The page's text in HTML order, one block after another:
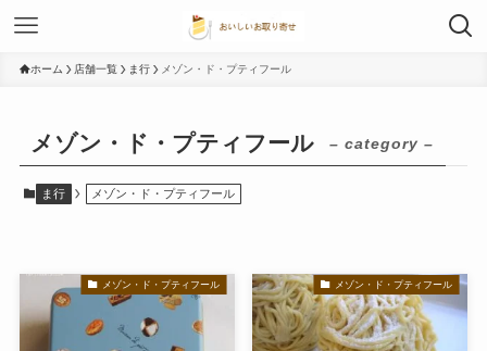
ホーム 店舗一覧 ま行 メゾン・ド・プティフール
メゾン・ド・プティフール – category –
ま行 メゾン・ド・プティフール
メゾン・ド・プティフール メゾン・ド・プティフール